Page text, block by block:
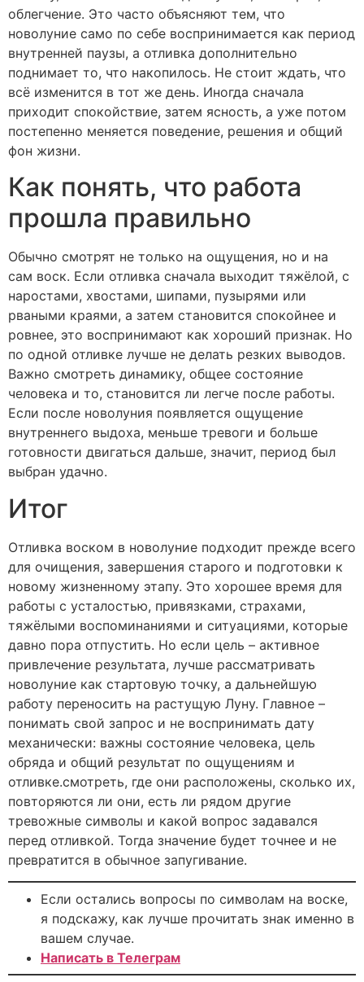
облегчение. Это часто объясняют тем, что
новолуние само по себе воспринимается как период
внутренней паузы, а отливка дополнительно
поднимает то, что накопилось. Не стоит ждать, что
всё изменится в тот же день. Иногда сначала
приходит спокойствие, затем ясность, а уже потом
постепенно меняется поведение, решения и общий
фон жизни.
Как понять, что работа
прошла правильно
Обычно смотрят не только на ощущения, но и на
сам воск. Если отливка сначала выходит тяжёлой, с
наростами, хвостами, шипами, пузырями или
рваными краями, а затем становится спокойнее и
ровнее, это воспринимают как хороший признак. Но
по одной отливке лучше не делать резких выводов.
Важно смотреть динамику, общее состояние
человека и то, становится ли легче после работы.
Если после новолуния появляется ощущение
внутреннего выдоха, меньше тревоги и больше
готовности двигаться дальше, значит, период был
выбран удачно.
Итог
Отливка воском в новолуние подходит прежде всего
для очищения, завершения старого и подготовки к
новому жизненному этапу. Это хорошее время для
работы с усталостью, привязками, страхами,
тяжёлыми воспоминаниями и ситуациями, которые
давно пора отпустить. Но если цель – активное
привлечение результата, лучше рассматривать
новолуние как стартовую точку, а дальнейшую
работу переносить на растущую Луну. Главное –
понимать свой запрос и не воспринимать дату
механически: важны состояние человека, цель
обряда и общий результат по ощущениям и
отливке.смотреть, где они расположены, сколько их,
повторяются ли они, есть ли рядом другие
тревожные символы и какой вопрос задавался
перед отливкой. Тогда значение будет точнее и не
превратится в обычное запугивание.
Если остались вопросы по символам на воске,
я подскажу, как лучше прочитать знак именно в
вашем случае.
Написать в Телеграм